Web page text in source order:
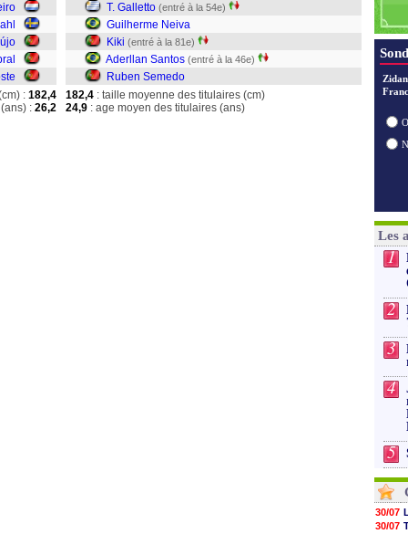
T. Galletto (entré à la 54e)
Guilherme Neiva
Kiki (entré à la 81e)
Aderllan Santos (entré à la 46e)
Ruben Semedo
: 182,4
: 26,2
182,4 : taille moyenne des titulaires (cm)
24,9 : age moyen des titulaires (ans)
Les
1
2
3
4
5
30/07
30/07